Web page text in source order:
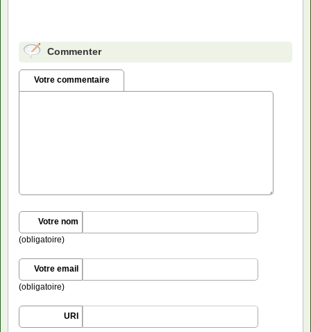
Commenter
Votre commentaire
Votre nom
(obligatoire)
Votre email
(obligatoire)
URI